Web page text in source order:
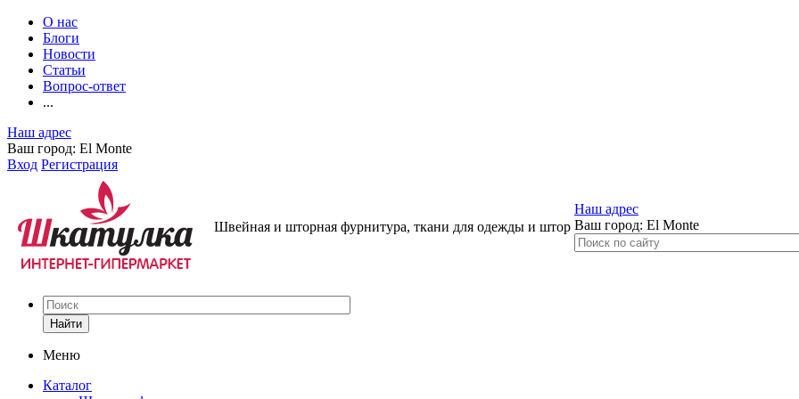
О нас
Блоги
Новости
Статьи
Вопрос-ответ
...
Наш адрес
Ваш город: El Monte
Вход Регистрация
Швейная и шторная фурнитура, ткани для одежды и штор
Наш адрес
Ваш город: El Monte
Найти
Меню
Каталог